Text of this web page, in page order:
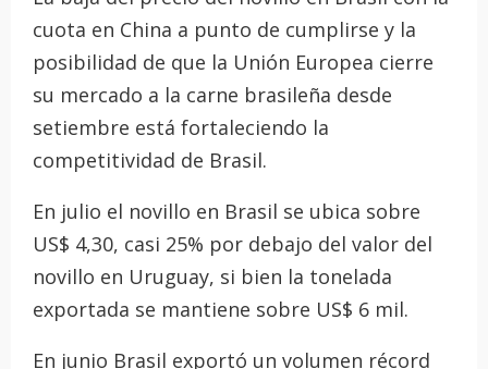
cuota en China a punto de cumplirse y la
posibilidad de que la Unión Europea cierre
su mercado a la carne brasileña desde
setiembre está fortaleciendo la
competitividad de Brasil.
En julio el novillo en Brasil se ubica sobre
US$ 4,30, casi 25% por debajo del valor del
novillo en Uruguay, si bien la tonelada
exportada se mantiene sobre US$ 6 mil.
En junio Brasil exportó un volumen récord